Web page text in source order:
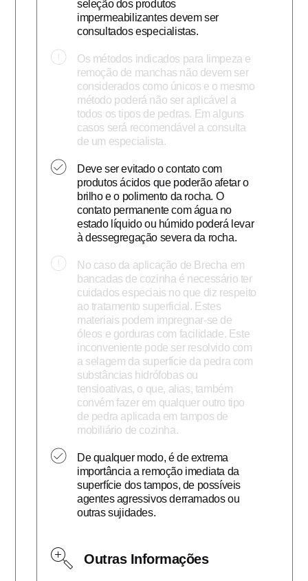
seleção dos produtos
impermeabilizantes devem ser
consultados especialistas.
Os métodos indicados para limpeza e
remoção de manchas não devem ser
considerados como únicos e o mesmo
método poderá não ser aplicável a
todos os tipos de pedras. Em alguns
casos será recomendável a consulta
de um especialista.
Deve ser evitado o contato com
produtos ácidos que poderão afetar o
brilho e o polimento da rocha. O
contato permanente com água no
estado líquido ou húmido poderá levar
à dessegregação severa da rocha.
No caso da aplicação de Brecha em
bancadas de cozinha é necessário ter
cuidados especiais no que diz respeito
ao tratamento superficial. Estes
materiais podem impregnar-se de
óleos e gorduras com facilidade. Este
inconveniente pode ser resolvido com
a selagem da superfície da pedra com
substâncias hidrófobas ou
tensioativas, o que, alias, também
convém fazer em qualquer outro tipo
de pedra aplicada em tampos de
mobiliário de cozinha.
De qualquer modo, é de extrema
importância a remoção imediata da
superfície dos tampos, de possíveis
agentes agressivos derramados ou
outras sujidades.
Outras Informações